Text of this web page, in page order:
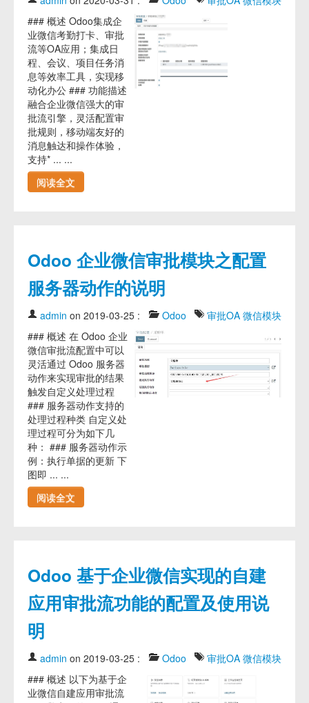
### 概述 Odoo集成企
业微信考勤打卡、审批
流等OA应用；集成日
程、会议、项目任务消
息等效率工具，实现移
动化办公 ### 功能描述
融合企业微信强大的审
批流引擎，灵活配置审
批规则，移动端友好的
消息触达和操作体验，
支持* ... ...
阅读全文
Odoo 企业微信审批模块之配置
服务器动作的说明
admin on 2019-03-25 : Odoo 审批OA 微信模块
### 概述 在 Odoo 企业
微信审批流配置中可以
灵活通过 Odoo 服务器
动作来实现审批的结果
触发自定义处理过程
### 服务器动作支持的
处理过程种类 自定义处
理过程可分为如下几
种： ### 服务器动作示
例：执行单据的更新 下
图即 ... ...
阅读全文
Odoo 基于企业微信实现的自建
应用审批流功能的配置及使用说
明
admin on 2019-03-25 : Odoo 审批OA 微信模块
### 概述 以下为基于企
业微信自建应用审批流